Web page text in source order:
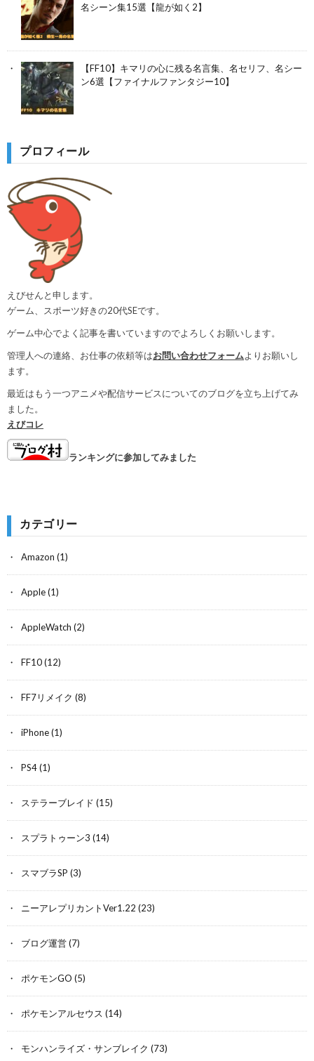
名シーン集15選【龍が如く2】
【FF10】キマリの心に残る名言集、名セリフ、名シー
ン6選【ファイナルファンタジー10】
プロフィール
えびせんと申します。
ゲーム、スポーツ好きの20代SEです。
ゲーム中心でよく記事を書いていますのでよろしくお願いします。
管理人への連絡、お仕事の依頼等はお問い合わせフォームよりお願いし
ます。
最近はもう一つアニメや配信サービスについてのブログを立ち上げてみ
ました。
えびコレ
ランキングに参加してみました
カテゴリー
Amazon (1)
Apple(1)
AppleWatch (2)
FF10(12)
FF7リメイク (8)
iPhone(1)
PS4(1)
ステラーブレイド (15)
スプラトゥーン3 (14)
スマブラSP (3)
ニーアレプリカントVer1.22 (23)
ブログ運営(7)
ポケモンGO (5)
ポケモンアルセウス (14)
モンハンライズ・サンブレイク (73)